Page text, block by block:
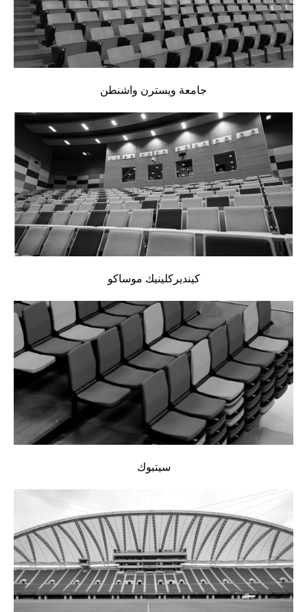
جامعة ويسترن واشنطن
كينديركلينيك موساكو
سيتبوك